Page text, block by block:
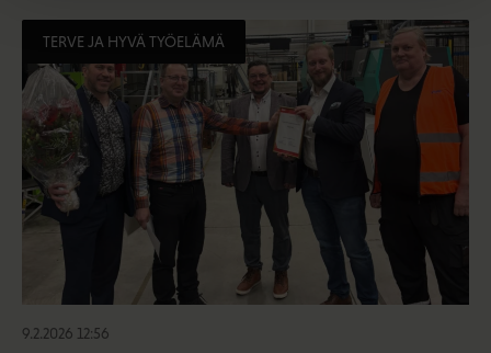
TERVE JA HYVÄ TYÖELÄMÄ
9.2.2026 12:56